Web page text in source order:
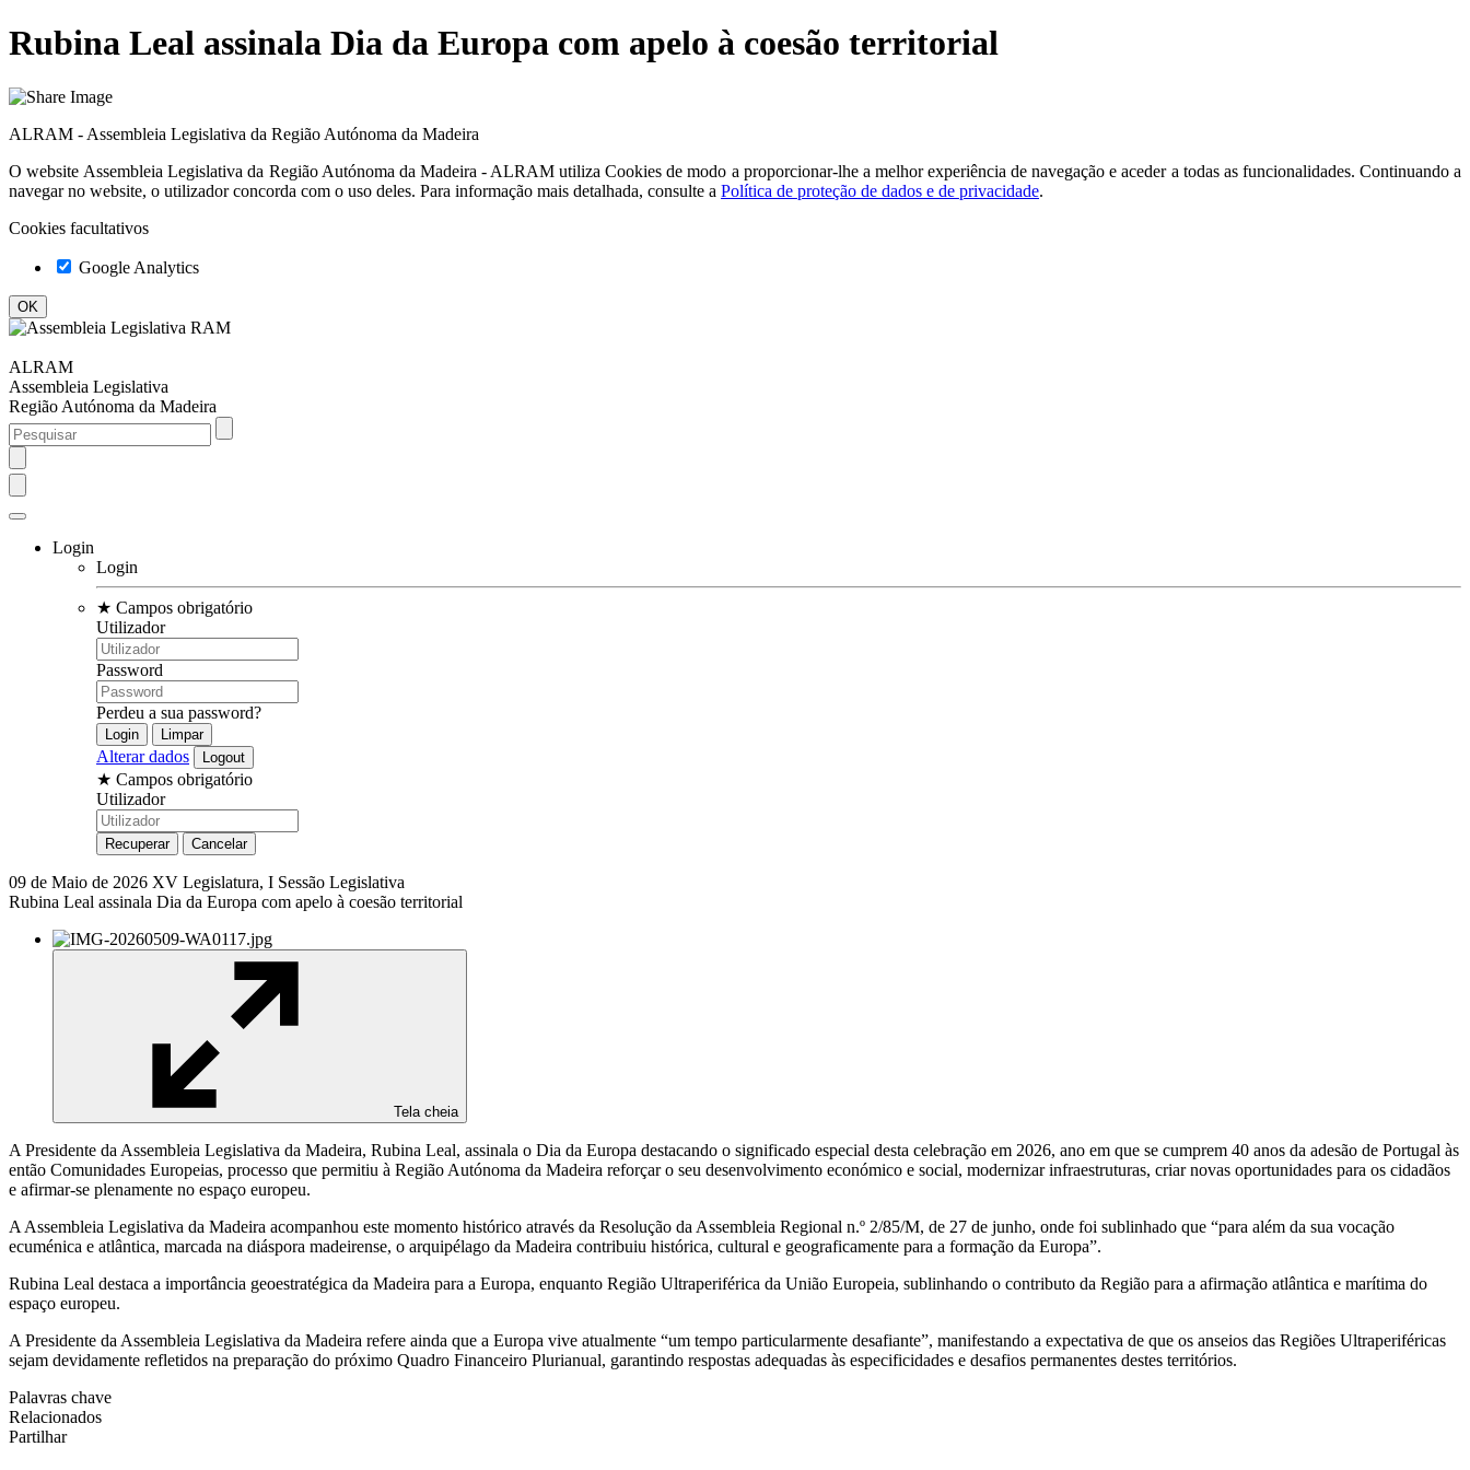
Rubina Leal assinala Dia da Europa com apelo à coesão territorial
ALRAM - Assembleia Legislativa da Região Autónoma da Madeira
O website Assembleia Legislativa da Região Autónoma da Madeira - ALRAM utiliza Cookies de modo a proporcionar-lhe a melhor experiência de navegação e aceder a todas as funcionalidades. Continuando a
navegar no website, o utilizador concorda com o uso deles. Para informação mais detalhada, consulte a Política de proteção de dados e de privacidade.
Cookies facultativos
Google Analytics
ALRAM
Assembleia Legislativa
Região Autónoma da Madeira
Login
Login
★ Campos obrigatório
Utilizador
Password
Perdeu a sua password?
Alterar dados
★ Campos obrigatório
Utilizador
09 de Maio de 2026 XV Legislatura, I Sessão Legislativa
Rubina Leal assinala Dia da Europa com apelo à coesão territorial
Tela cheia
A Presidente da Assembleia Legislativa da Madeira, Rubina Leal, assinala o Dia da Europa destacando o significado especial desta celebração em 2026, ano em que se cumprem 40 anos da adesão de Portugal às
então Comunidades Europeias, processo que permitiu à Região Autónoma da Madeira reforçar o seu desenvolvimento económico e social, modernizar infraestruturas, criar novas oportunidades para os cidadãos
e afirmar-se plenamente no espaço europeu.
A Assembleia Legislativa da Madeira acompanhou este momento histórico através da Resolução da Assembleia Regional n.º 2/85/M, de 27 de junho, onde foi sublinhado que “para além da sua vocação
ecuménica e atlântica, marcada na diáspora madeirense, o arquipélago da Madeira contribuiu histórica, cultural e geograficamente para a formação da Europa”.
Rubina Leal destaca a importância geoestratégica da Madeira para a Europa, enquanto Região Ultraperiférica da União Europeia, sublinhando o contributo da Região para a afirmação atlântica e marítima do
espaço europeu.
A Presidente da Assembleia Legislativa da Madeira refere ainda que a Europa vive atualmente “um tempo particularmente desafiante”, manifestando a expectativa de que os anseios das Regiões Ultraperiféricas
sejam devidamente refletidos na preparação do próximo Quadro Financeiro Plurianual, garantindo respostas adequadas às especificidades e desafios permanentes destes territórios.
Palavras chave
Relacionados
Partilhar